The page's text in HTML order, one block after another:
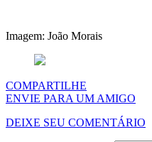
Imagem: João Morais
COMPARTILHE
ENVIE PARA UM AMIGO
DEIXE SEU COMENTÁRIO